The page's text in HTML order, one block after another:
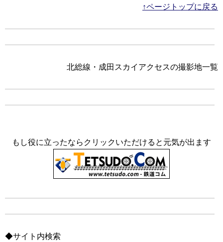
↑ページトップに戻る
北総線・成田スカイアクセスの撮影地一覧
もし役に立ったならクリックいただけると元気が出ます
◆サイト内検索